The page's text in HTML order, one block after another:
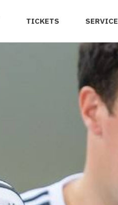
TICKETS SERVICE